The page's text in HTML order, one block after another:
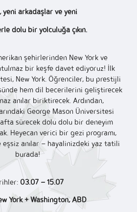
yeni arkadaşlar ve yeni
dolu bir yolculuğa çıkın.
şehirlerinden New York ve
bir keşfe davet ediyoruz! İlk
New York. Öğrenciler, bu prestijli
hem dil becerilerini geliştirecek
anılar biriktirecek. Ardından,
George Mason Üniversitesi
sürecek dolu dolu bir deneyim
Heyecan verici bir gezi programı,
eşsiz anılar – hayalinizdeki yaz tatili
burada!
: 03.07 – 15.07
York + Washington, ABD